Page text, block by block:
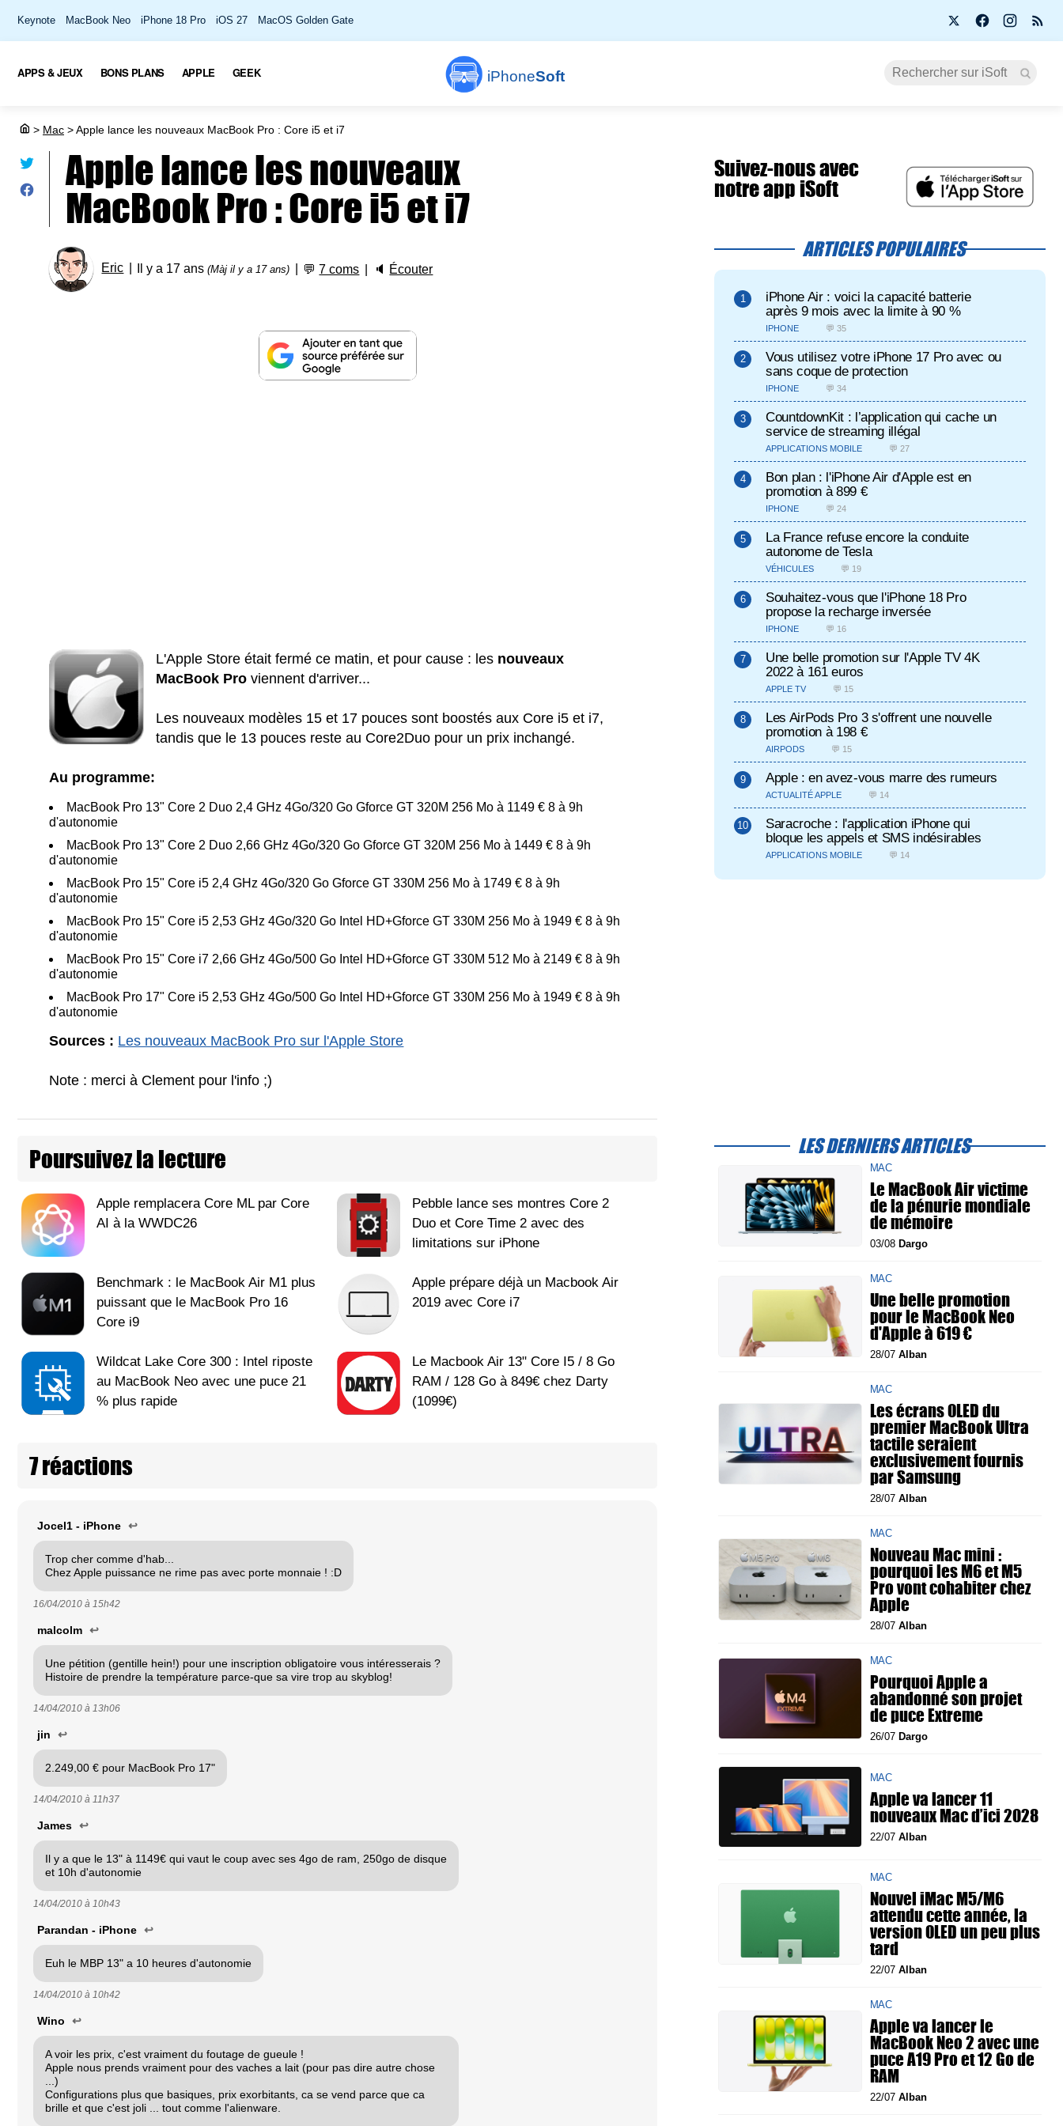
Keynote MacBook Neo iPhone 18 Pro iOS 27 MacOS Golden Gate
iPhoneSoft
APPS & JEUX BONS PLANS APPLE GEEK
> Mac >Apple lance les nouveaux MacBook Pro : Core i5 et i7
Apple lance les nouveaux
MacBook Pro : Core i5 et i7
Eric Il y a 17 ans(Màj il y a 17 ans) 💬7 coms 🔈 Écouter
L'Apple Store était fermé ce matin, et pour cause : les nouveaux
MacBook Pro viennent d'arriver...
Les nouveaux modèles 15 et 17 pouces sont boostés aux Core i5 et i7,
tandis que le 13 pouces reste au Core2Duo pour un prix inchangé.
Au programme:
MacBook Pro 13" Core 2 Duo 2,4 GHz 4Go/320 Go Gforce GT 320M 256 Mo à 1149 € 8 à 9h
d'autonomie
MacBook Pro 13" Core 2 Duo 2,66 GHz 4Go/320 Go Gforce GT 320M 256 Mo à 1449 € 8 à 9h
d'autonomie
MacBook Pro 15" Core i5 2,4 GHz 4Go/320 Go Gforce GT 330M 256 Mo à 1749 € 8 à 9h
d'autonomie
MacBook Pro 15" Core i5 2,53 GHz 4Go/320 Go Intel HD+Gforce GT 330M 256 Mo à 1949 € 8 à 9h
d'autonomie
MacBook Pro 15" Core i7 2,66 GHz 4Go/500 Go Intel HD+Gforce GT 330M 512 Mo à 2149 € 8 à 9h
d'autonomie
MacBook Pro 17" Core i5 2,53 GHz 4Go/500 Go Intel HD+Gforce GT 330M 256 Mo à 1949 € 8 à 9h
d'autonomie
Sources : Les nouveaux MacBook Pro sur l'Apple Store
Note : merci à Clement pour l'info ;)
Poursuivez la lecture
Apple remplacera Core ML par Core
AI à la WWDC26
Pebble lance ses montres Core 2
Duo et Core Time 2 avec des
limitations sur iPhone
Benchmark : le MacBook Air M1 plus
puissant que le MacBook Pro 16
Core i9
Apple prépare déjà un Macbook Air
2019 avec Core i7
Wildcat Lake Core 300 : Intel riposte
au MacBook Neo avec une puce 21
% plus rapide
Le Macbook Air 13" Core I5 / 8 Go
RAM / 128 Go à 849€ chez Darty
(1099€)
7 réactions
Jocel1 - iPhone ↩
Trop cher comme d'hab...
Chez Apple puissance ne rime pas avec porte monnaie ! :D
16/04/2010 à 15h42
malcolm ↩
Une pétition (gentille hein!) pour une inscription obligatoire vous intéresserais ?
Histoire de prendre la température parce-que sa vire trop au skyblog!
14/04/2010 à 13h06
jin ↩
2.249,00 € pour MacBook Pro 17"
14/04/2010 à 11h37
James ↩
Il y a que le 13" à 1149€ qui vaut le coup avec ses 4go de ram, 250go de disque
et 10h d'autonomie
14/04/2010 à 10h43
Parandan - iPhone ↩
Euh le MBP 13" a 10 heures d'autonomie
14/04/2010 à 10h42
Wino ↩
A voir les prix, c'est vraiment du foutage de gueule !
Apple nous prends vraiment pour des vaches a lait (pour pas dire autre chose
...)
Configurations plus que basiques, prix exorbitants, ca se vend parce que ca
brille et que c'est joli ... tout comme l'alienware.
Suivez-nous avec
notre app iSoft
ARTICLES POPULAIRES
iPhone Air : voici la capacité batterie
après 9 mois avec la limite à 90 %
IPHONE 💬 35
Vous utilisez votre iPhone 17 Pro avec ou
sans coque de protection
IPHONE 💬 34
CountdownKit : l’application qui cache un
service de streaming illégal
APPLICATIONS MOBILE 💬 27
Bon plan : l'iPhone Air d'Apple est en
promotion à 899 €
IPHONE 💬 24
La France refuse encore la conduite
autonome de Tesla
VÉHICULES 💬 19
Souhaitez-vous que l'iPhone 18 Pro
propose la recharge inversée
IPHONE 💬 16
Une belle promotion sur l'Apple TV 4K
2022 à 161 euros
APPLE TV 💬 15
Les AirPods Pro 3 s'offrent une nouvelle
promotion à 198 €
AIRPODS 💬 15
Apple : en avez-vous marre des rumeurs
ACTUALITÉ APPLE 💬 14
Saracroche : l'application iPhone qui
bloque les appels et SMS indésirables
APPLICATIONS MOBILE 💬 14
LES DERNIERS ARTICLES
MAC
Le MacBook Air victime
de la pénurie mondiale
de mémoire
03/08 Dargo
MAC
Une belle promotion
pour le MacBook Neo
d'Apple à 619 €
28/07 Alban
MAC
Les écrans OLED du
premier MacBook Ultra
tactile seraient
exclusivement fournis
par Samsung
28/07 Alban
MAC
Nouveau Mac mini :
pourquoi les M6 et M5
Pro vont cohabiter chez
Apple
28/07 Alban
MAC
Pourquoi Apple a
abandonné son projet
de puce Extreme
26/07 Dargo
MAC
Apple va lancer 11
nouveaux Mac d’ici 2028
22/07 Alban
MAC
Nouvel iMac M5/M6
attendu cette année, la
version OLED un peu plus
tard
22/07 Alban
MAC
Apple va lancer le
MacBook Neo 2 avec une
puce A19 Pro et 12 Go de
RAM
22/07 Alban